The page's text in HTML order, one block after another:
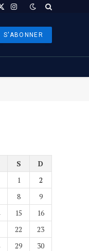
X
Instagram
S'ABONNER
S
D
1
2
8
9
15
16
22
23
29
30